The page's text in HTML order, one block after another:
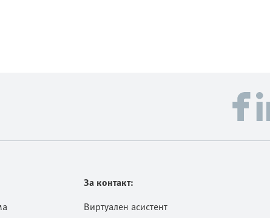
За контакт:
Виртуален асистент